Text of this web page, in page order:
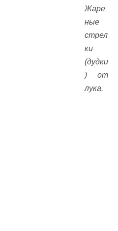
Жаре
ные
стрел
ки
(дудки
) от
лука.